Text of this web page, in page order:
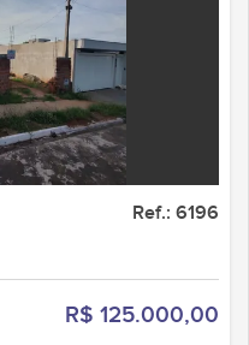
Ref.: 6196
R$ 125.000,00